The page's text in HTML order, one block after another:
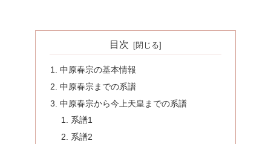
目次
中原春宗の基本情報
中原春宗までの系譜
中原春宗から今上天皇までの系譜
系譜1
系譜2